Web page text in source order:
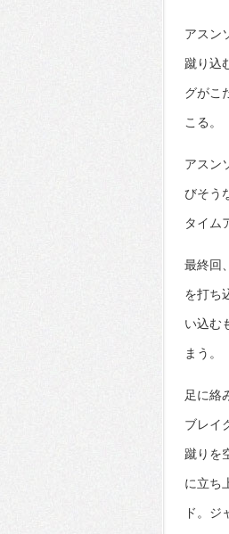
アスン
蹴り込
グがこ
こる。
アスン
びそう
タイム
最終回
を打ち
い込む
まう。
足に絡
ブレイ
蹴りを
に立ち
ド。ジ